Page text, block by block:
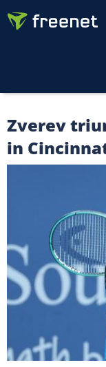
Zverev
in